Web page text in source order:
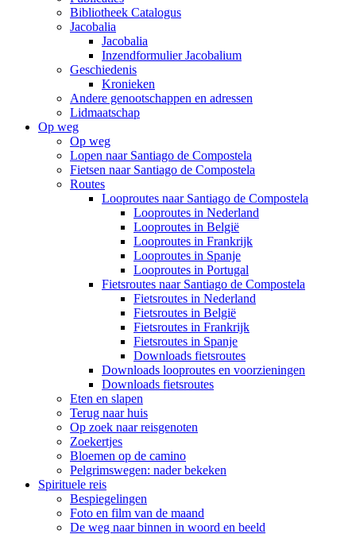
Bibliotheek Catalogus
Jacobalia
Jacobalia
Inzendformulier Jacobalium
Geschiedenis
Kronieken
Andere genootschappen en adressen
Lidmaatschap
Op weg
Op weg
Lopen naar Santiago de Compostela
Fietsen naar Santiago de Compostela
Routes
Looproutes naar Santiago de Compostela
Looproutes in Nederland
Looproutes in België
Looproutes in Frankrijk
Looproutes in Spanje
Looproutes in Portugal
Fietsroutes naar Santiago de Compostela
Fietsroutes in Nederland
Fietsroutes in België
Fietsroutes in Frankrijk
Fietsroutes in Spanje
Downloads fietsroutes
Downloads looproutes en voorzieningen
Downloads fietsroutes
Eten en slapen
Terug naar huis
Op zoek naar reisgenoten
Zoekertjes
Bloemen op de camino
Pelgrimswegen: nader bekeken
Spirituele reis
Bespiegelingen
Foto en film van de maand
De weg naar binnen in woord en beeld